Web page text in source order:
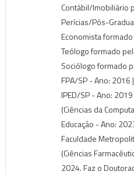
Contábil/Imobiliário
Perícias/Pós-
Economista
Teólogo formado
Sociólogo formado
FPA/SP - Ano: 2016
IPED/SP - Ano:
(Ciências da
Educação - Ano:
Faculdade
(Ciências
2024. Faz o